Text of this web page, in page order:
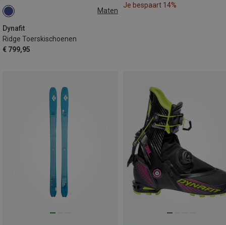
Maten
Dynafit
Ridge Toerskischoenen
€ 799,95
Je bespaart 14%